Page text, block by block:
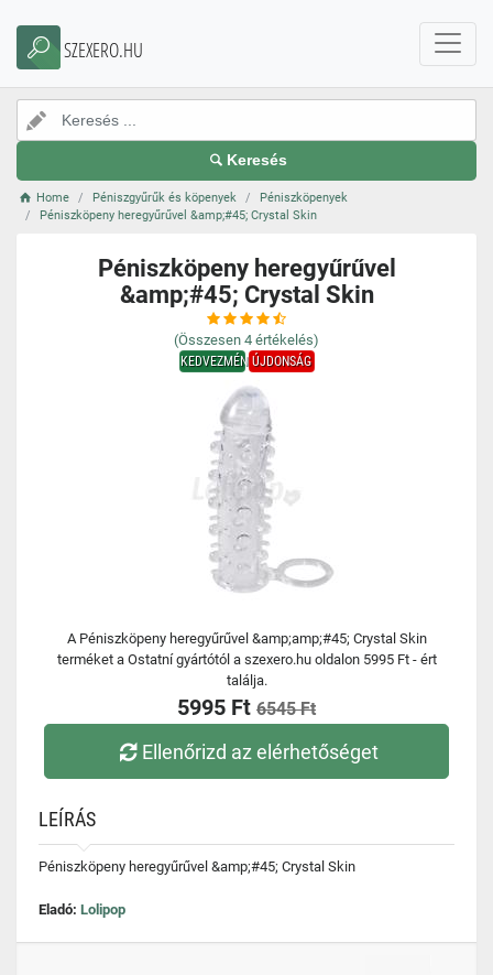
SZEXERO.HU
Keresés
Home Péniszgyűrűk és köpenyek
Péniszköpenyek
Péniszköpeny heregyűrűvel &amp;#45; Crystal Skin
Péniszköpeny heregyűrűvel
&amp;#45; Crystal Skin
(Összesen 4 értékelés)
KEDVEZMÉNYÚJDONSÁG
A Péniszköpeny heregyűrűvel &amp;amp;#45; Crystal Skin
terméket a Ostatní gyártótól a szexero.hu oldalon 5995 Ft - ért
találja.
5995 Ft 6545 Ft
Ellenőrizd az elérhetőséget
LEÍRÁS
Péniszköpeny heregyűrűvel &amp;#45; Crystal Skin
Eladó: Lolipop